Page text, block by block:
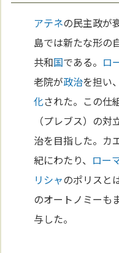
アテネの民主政が
島では新たな形の
共和国である。 ロ
老院が政治を担い
化された。この仕
（プレブス）の
治を目指した。カ
紀にわたり、 ロー
リシャのポリスと
のオートノミーも
与した。